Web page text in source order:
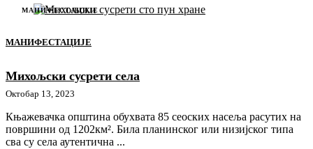
МАНИФЕСТАЦИЈЕ
МАНИФЕСТАЦИЈЕ
Михољски сусрети села
Октобар 13, 2023
Књажевачка општина обухвата 85 сеоских насеља расутих на
површини од 1202км². Била планинског или низијског типа
сва су села аутентична ...